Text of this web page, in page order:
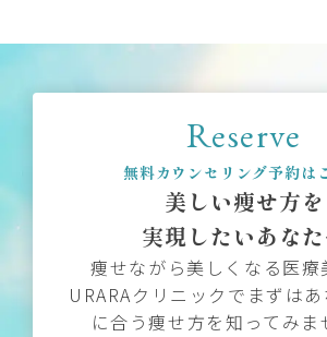
Reserve
無料カウンセリング予約は
美しい痩せ方を
実現したいあな
痩せながら美しくなる医療
URARAクリニックでまずは
に合う痩せ方を知ってみま